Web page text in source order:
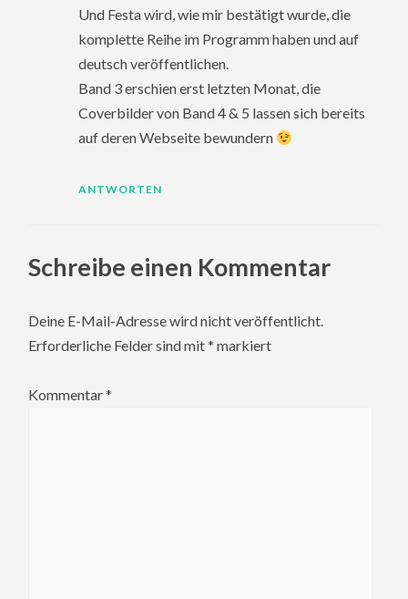
Und Festa wird, wie mir bestätigt wurde, die
komplette Reihe im Programm haben und auf
deutsch veröffentlichen.
Band 3 erschien erst letzten Monat, die
Coverbilder von Band 4 & 5 lassen sich bereits
auf deren Webseite bewundern
ANTWORTEN
Schreibe einen Kommentar
Deine E-Mail-Adresse wird nicht veröffentlicht.
Erforderliche Felder sind mit* markiert
Kommentar*